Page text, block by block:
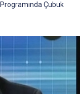
Çubuk